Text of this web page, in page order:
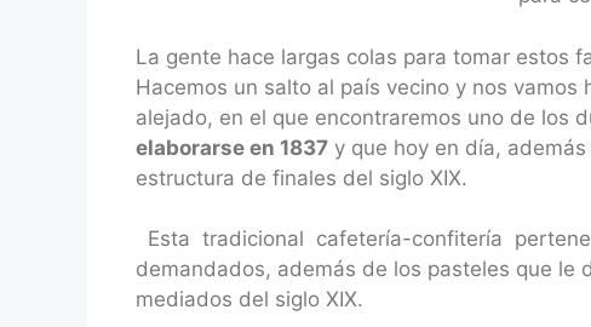
La gente hace largas colas para tomar estos
Hacemos un salto al país vecino y nos vamos
alejado, en el que encontraremos uno de los
elaborarse en 1837 y que hoy en día,
estructura de finales del siglo XIX.
Esta tradicional cafetería-confitería
demandados, además de los pasteles que le
mediados del siglo XIX.